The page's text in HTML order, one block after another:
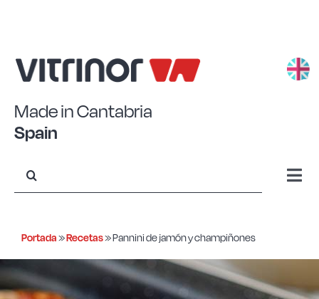
Made in Cantabria
Spain
Aluminio forjado
Portada»Recetas»Pannini de jamón y champiñones